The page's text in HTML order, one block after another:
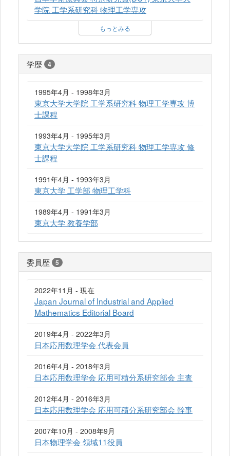
学院 工学系研究科 物理工学専攻
もっとみる
学歴 4
1995年4月 - 1998年3月
東京大学大学院 工学系研究科 物理工学専攻 博
士課程
1993年4月 - 1995年3月
東京大学大学院 工学系研究科 物理工学専攻 修
士課程
1991年4月 - 1993年3月
東京大学 工学部 物理工学科
1989年4月 - 1991年3月
東京大学 教養学部
委員歴 5
2022年11月 - 現在
Japan Journal of Industrial and Applied
Mathematics Editorial Board
2019年4月 - 2022年3月
日本応用数理学会 代表会員
2016年4月 - 2018年3月
日本応用数理学会 応用可積分系研究部会 主査
2012年4月 - 2016年3月
日本応用数理学会 応用可積分系研究部会 幹事
2007年10月 - 2008年9月
日本物理学会 領域11役員